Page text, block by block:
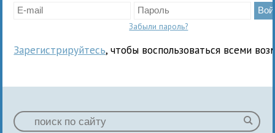
Забыли пароль?
Зарегистрируйтесь, чтобы воспользоваться всеми